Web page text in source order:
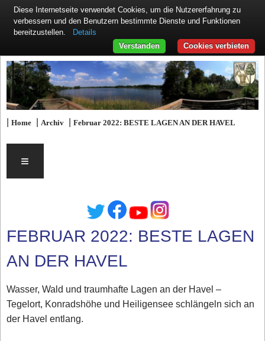
|Home |Archiv |Februar 2022: BESTE LAGEN AN DER HAVEL
≡
FEBRUAR 2022: BESTE LAGEN
AN DER HAVEL
Wasser, Wald und traumhafte Lagen an der Havel –
Tegelort, Konradshöhe und Heiligensee schlängeln sich an
der Havel entlang.
Diese Internetseite verwendet Cookies, um die Nutzererfahrung zu
verbessern und den Benutzern bestimmte Dienste und Funktionen
bereitzustellen.
Details
Cookies verbieten
Verstanden